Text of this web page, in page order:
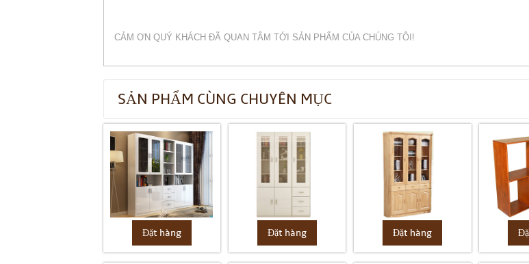
CẢM ƠN QUÝ KHÁCH ĐÃ QUAN TÂM TỚI SẢN PHẨM CỦA CHÚNG TÔI!
SẢN PHẨM CÙNG CHUYÊN MỤC
Đặt hàng Đặt hàng Đặt hàng